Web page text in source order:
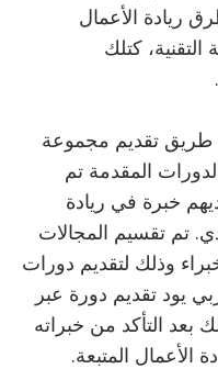
ريادة الأعمال
كتلك
.
طريق تقديم مجموعة
المقدمة تم
خبرة في ريادة
تم تقسيم المجالات
وذلك لتقديم دورات
يود تقديم دورة عبر
التأكد من خبراته
الأعمال المتبعة.